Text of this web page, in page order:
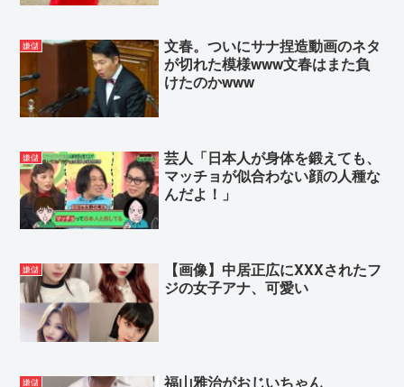
嫌儲
文春。ついにサナ捏造動画のネタ
が切れた模様www文春はまた負
けたのかwww
嫌儲
芸人「日本人が身体を鍛えても、
マッチョが似合わない顔の人種な
んだよ！」
嫌儲
【画像】中居正広にXXXされたフ
ジの女子アナ、可愛い
嫌儲 福山雅治がおじいちゃん